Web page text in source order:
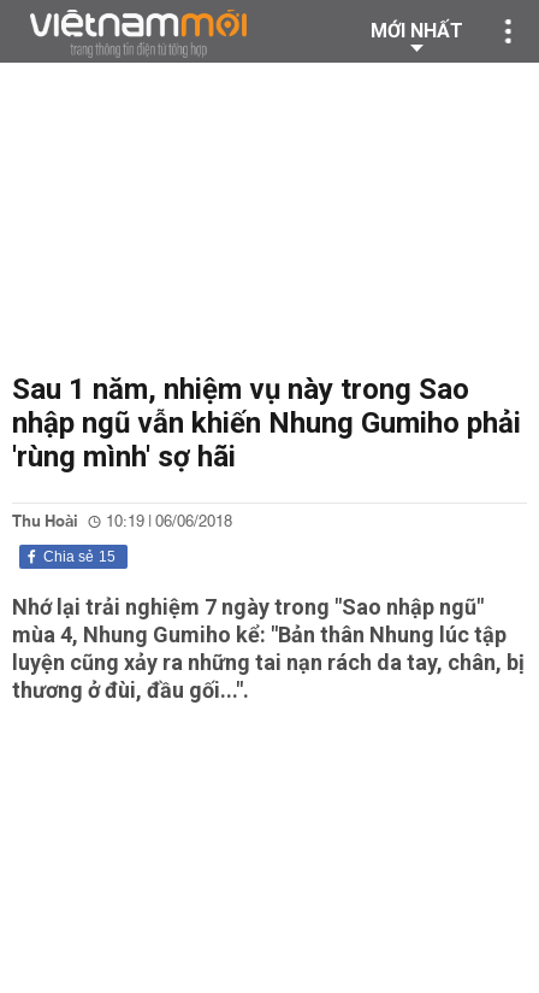
MỚI NHẤT
Sau 1 năm, nhiệm vụ này trong Sao
nhập ngũ vẫn khiến Nhung Gumiho phải
'rùng mình' sợ hãi
Thu Hoài 10:19 | 06/06/2018
15
Chia sẻ
Nhớ lại trải nghiệm 7 ngày trong "Sao nhập ngũ"
mùa 4, Nhung Gumiho kể: "Bản thân Nhung lúc tập
luyện cũng xảy ra những tai nạn rách da tay, chân, bị
thương ở đùi, đầu gối...".